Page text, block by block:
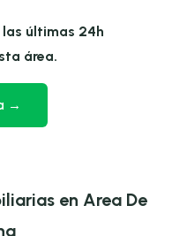
últimas 24h
área.
→
en Area De